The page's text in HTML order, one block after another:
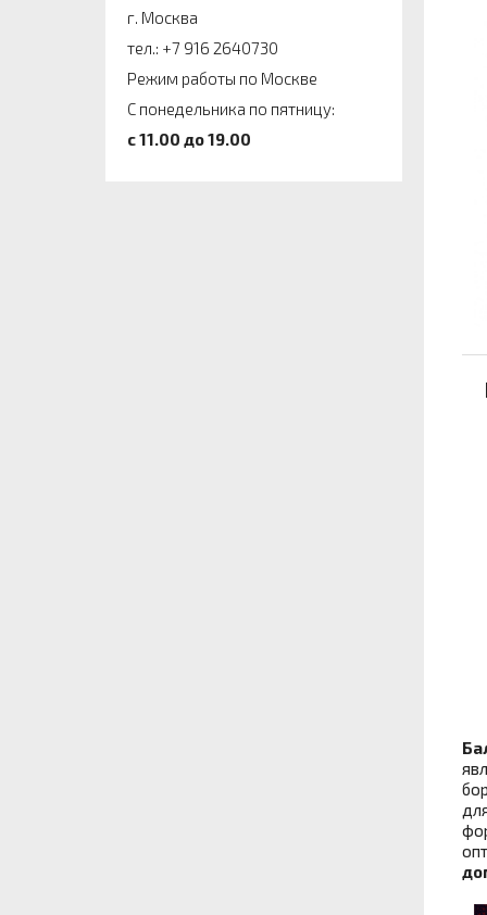
г. Москва
тел.: +7 916 2640730
Режим работы по Москве
С понедельника по пятницу:
c 11.00 до 19.00